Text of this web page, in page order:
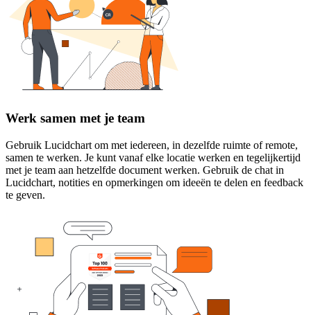
Werk samen met je team
Gebruik Lucidchart om met iedereen, in dezelfde ruimte of remote,
samen te werken. Je kunt vanaf elke locatie werken en tegelijkertijd
met je team aan hetzelfde document werken. Gebruik de chat in
Lucidchart, notities en opmerkingen om ideeën te delen en feedback
te geven.